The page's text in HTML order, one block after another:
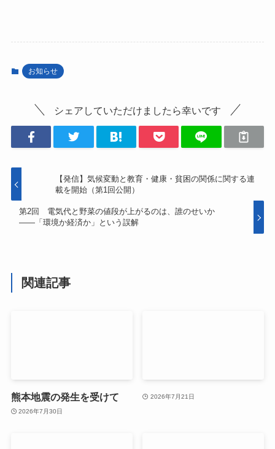
お知らせ
シェアしていただけましたら幸いです
【発信】気候変動と教育・健康・貧困の関係に関する連
載を開始（第1回公開）
第2回 電気代と野菜の値段が上がるのは、誰のせいか
――「環境か経済か」という誤解
関連記事
熊本地震の発生を受けて
2026年7月30日
2026年7月21日